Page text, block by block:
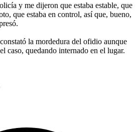
y me dijeron que estaba estable, que
que estaba en control, así que, bueno,
la mordedura del ofidio aunque
caso, quedando internado en el lugar.